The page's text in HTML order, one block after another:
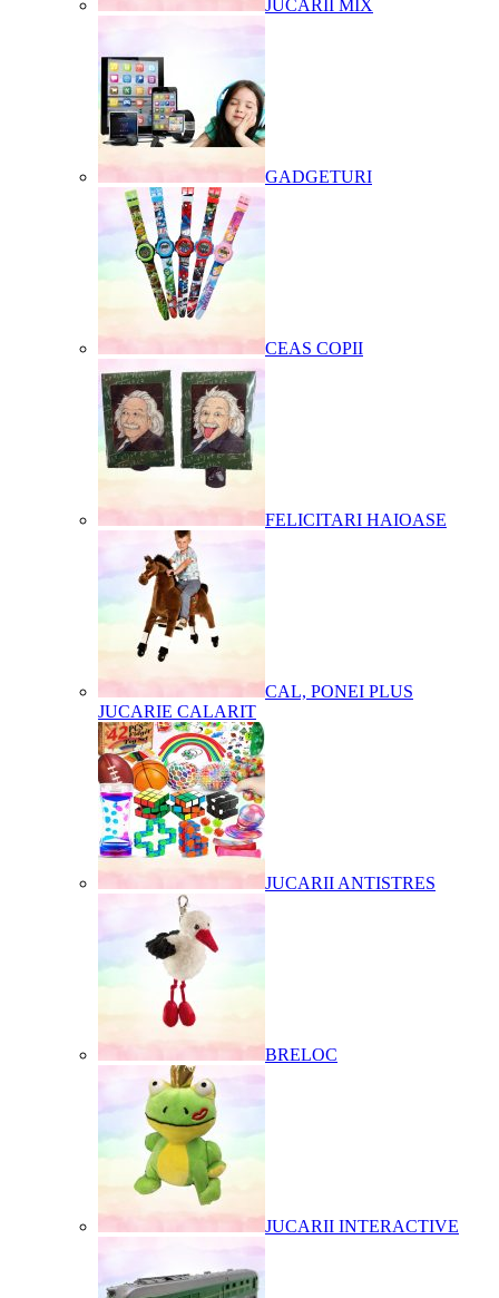
JUCARII MIX
GADGETURI
CEAS COPII
FELICITARI HAIOASE
CAL, PONEI PLUS
JUCARIE CALARIT
JUCARII ANTISTRES
BRELOC
JUCARII INTERACTIVE